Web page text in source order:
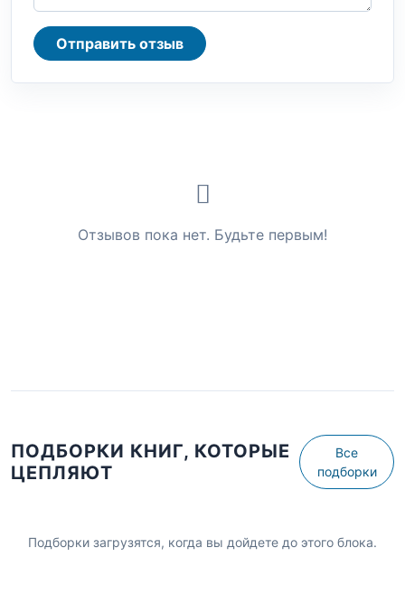
Отправить отзыв
Отзывов пока нет. Будьте первым!
ПОДБОРКИ КНИГ, КОТОРЫЕ
ЦЕПЛЯЮТ
Все
подборки
Подборки загрузятся, когда вы дойдете до этого блока.